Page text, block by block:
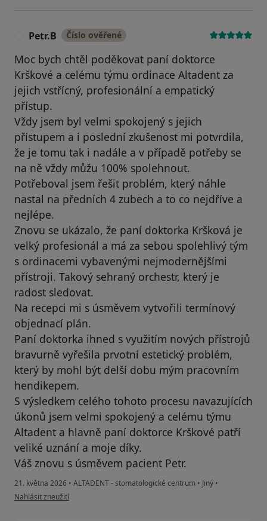
Petr.B Číslo ověřené
Moc bych chtěl poděkovat paní doktorce
Krškové a celému týmu ordinace Altadent za
jejich vstřícný, profesionální a empatický
přístup.
Vždy jsem byl velmi spokojený s jejich
přístupem a i poslední zkušenost mi potvrdila,
že je tomu tak i nadále a v případě potřeby se
na ně vždy můžu 100% spolehnout.
Potřeboval jsem řešit problém, který náhle
nastal na předních 4 zubech a to co nejdříve a
nejlépe.
Znovu se ukázalo, že paní doktorka Kršková je
velký profesionál a má za sebou spolehlivý tým
s ordinacemi vybavenými nejmodernějšími
přístroji. Takový sehraný orchestr, který je
radost sledovat.
Na recepci mi s úsměvem vytvořili termínový
objednací plán.
Paní doktorka ihned s využitím nových přístrojů
bravurně vyřešila prvotní estetický problém,
který by mohl být delší dobu mým pracovním
hendikepem.
S výsledkem celého tohoto procesu navazujících
úkonů jsem velmi spokojený a celému týmu
Altadent a hlavně paní doktorce Krškové patří
veliké uznání a moje díky.
Váš znovu s úsměvem pacient Petr.
21. května 2026 • ALTADENT - stomatologické centrum • Jiný •
podle názoru uživatele Petr.B
Nahlásit zneužití